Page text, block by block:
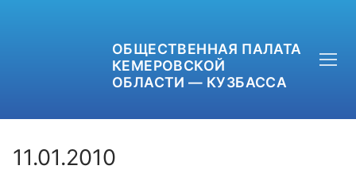
ОБЩЕСТВЕННАЯ ПАЛАТА
КЕМЕРОВСКОЙ
ОБЛАСТИ — КУЗБАССА
11.01.2010